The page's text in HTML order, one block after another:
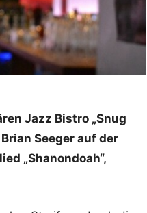
Jazz Bistro „Snug
Seeger auf der
„Shanondoah“,